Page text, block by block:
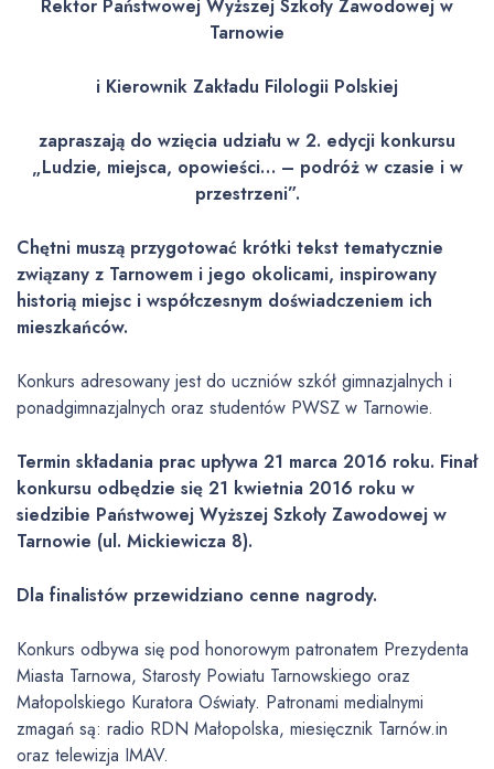
Rektor Państwowej Wyższej Szkoły Zawodowej w
Tarnowie
i Kierownik Zakładu Filologii Polskiej
zapraszają do wzięcia udziału w 2. edycji konkursu
„Ludzie, miejsca, opowieści… – podróż w czasie i w
przestrzeni”.
Chętni muszą przygotować krótki tekst tematycznie
związany z Tarnowem i jego okolicami, inspirowany
historią miejsc i współczesnym doświadczeniem ich
mieszkańców.
Konkurs adresowany jest do uczniów szkół gimnazjalnych i
ponadgimnazjalnych oraz studentów PWSZ w Tarnowie.
Termin składania prac upływa 21 marca 2016 roku. Finał
konkursu odbędzie się 21 kwietnia 2016 roku w
siedzibie Państwowej Wyższej Szkoły Zawodowej w
Tarnowie (ul. Mickiewicza 8).
Dla finalistów przewidziano cenne nagrody.
Konkurs odbywa się pod honorowym patronatem Prezydenta
Miasta Tarnowa, Starosty Powiatu Tarnowskiego oraz
Małopolskiego Kuratora Oświaty. Patronami medialnymi
zmagań są: radio RDN Małopolska, miesięcznik Tarnów.in
oraz telewizja IMAV.